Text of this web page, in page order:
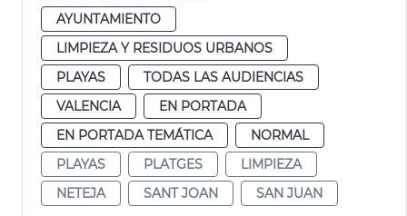
AYUNTAMIENTO
LIMPIEZA Y RESIDUOS URBANOS
PLAYAS
TODAS LAS AUDIENCIAS
VALENCIA
EN PORTADA
EN PORTADA TEMÁTICA
NORMAL
PLAYAS
PLATGES
LIMPIEZA
NETEJA
SANT JOAN SAN JUAN